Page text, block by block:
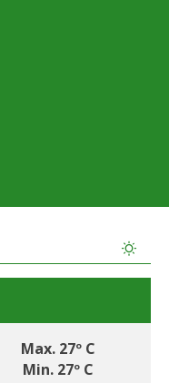
Max. 27º C
Min. 27º C